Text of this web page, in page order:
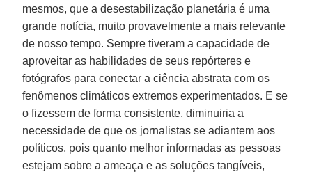
mesmos, que a desestabilização planetária é uma
grande notícia, muito provavelmente a mais relevante
de nosso tempo. Sempre tiveram a capacidade de
aproveitar as habilidades de seus repórteres e
fotógrafos para conectar a ciência abstrata com os
fenômenos climáticos extremos experimentados. E se
o fizessem de forma consistente, diminuiria a
necessidade de que os jornalistas se adiantem aos
políticos, pois quanto melhor informadas as pessoas
estejam sobre a ameaça e as soluções tangíveis,